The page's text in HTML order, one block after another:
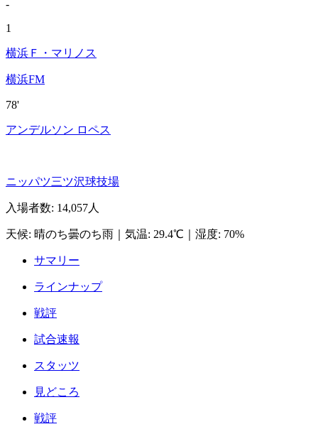
-
1
横浜Ｆ・マリノス
横浜FM
78'
アンデルソン ロペス
ニッパツ三ツ沢球技場
入場者数: 14,057人
天候: 晴のち曇のち雨 気温: 29.4℃ 湿度: 70%
サマリー
ラインナップ
戦評
試合速報
スタッツ
見どころ
戦評